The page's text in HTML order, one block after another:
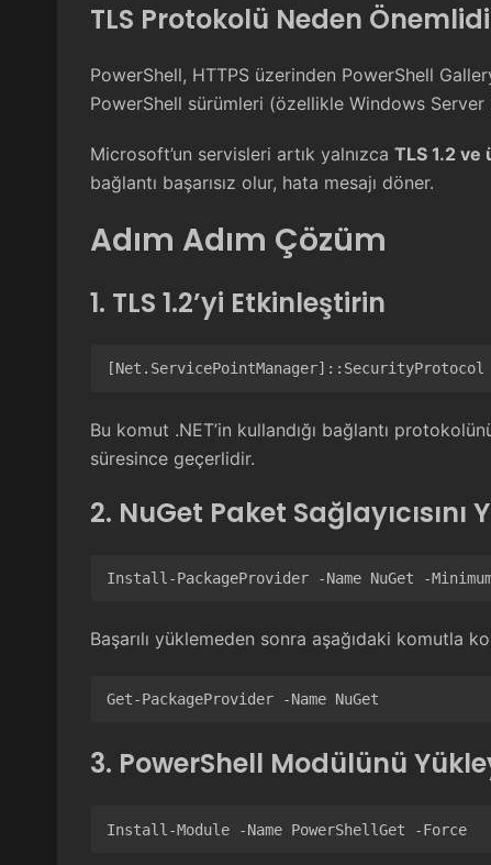
TLS Protokolü Neden
PowerShell, HTTPS üzerinden PowerShell
PowerShell sürümleri (özellikle Windows Server
Microsoft’un servisleri artık yalnızca TLS 1.2 ve
bağlantı başarısız olur, hata mesajı döner.
Adım Adım Çözüm
1. TLS 1.2’yi Etkinleştirin
Bu komut .NET’in kullandığı bağlantı
süresince geçerlidir.
2. NuGet Paket Sağlayıcısını
Install-PackageProvider -Name NuGet -
Başarılı yüklemeden sonra aşağıdaki komutla
Get-PackageProvider -Name NuGet
3. PowerShell Modülünü
Install-Module -Name PowerShellGet -Force